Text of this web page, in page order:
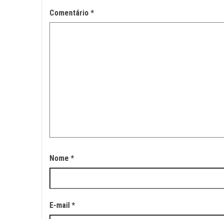
Comentário *
Nome *
E-mail *